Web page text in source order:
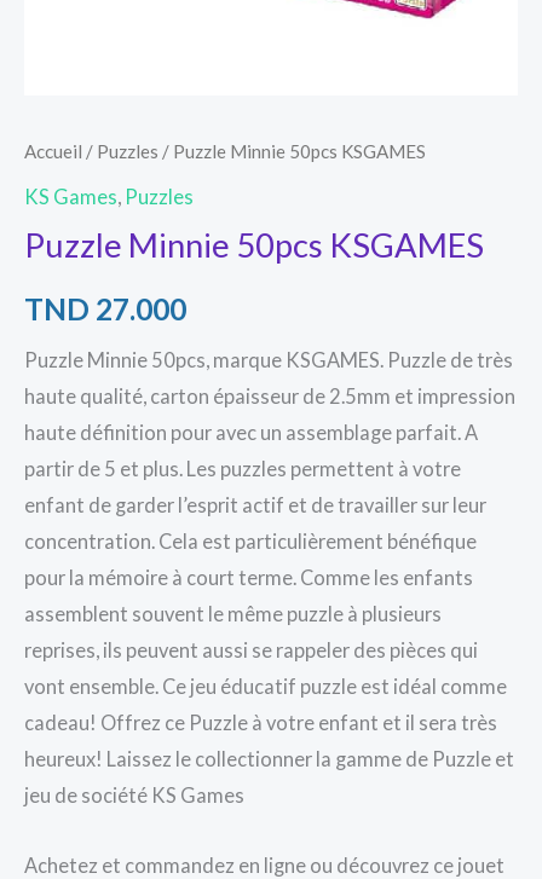
Accueil / Puzzles / Puzzle Minnie 50pcs KSGAMES
KS Games Puzzles
Puzzle Minnie 50pcs KSGAMES
TND 27.000
Puzzle Minnie 50pcs, marque KSGAMES. Puzzle de très
haute qualité, carton épaisseur de 2.5mm et impression
haute définition pour avec un assemblage parfait. A
partir de 5 et plus. Les puzzles permettent à votre
enfant de garder l’esprit actif et de travailler sur leur
concentration. Cela est particulièrement bénéfique
pour la mémoire à court terme. Comme les enfants
assemblent souvent le même puzzle à plusieurs
reprises, ils peuvent aussi se rappeler des pièces qui
vont ensemble. Ce jeu éducatif puzzle est idéal comme
cadeau! Offrez ce Puzzle à votre enfant et il sera très
heureux! Laissez le collectionner la gamme de Puzzle et
jeu de société KS Games
Achetez et commandez en ligne ou découvrez ce jouet